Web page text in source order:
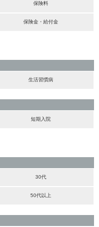
保険料
保険金・給付金
生活習慣病
短期入院
30代
50代以上